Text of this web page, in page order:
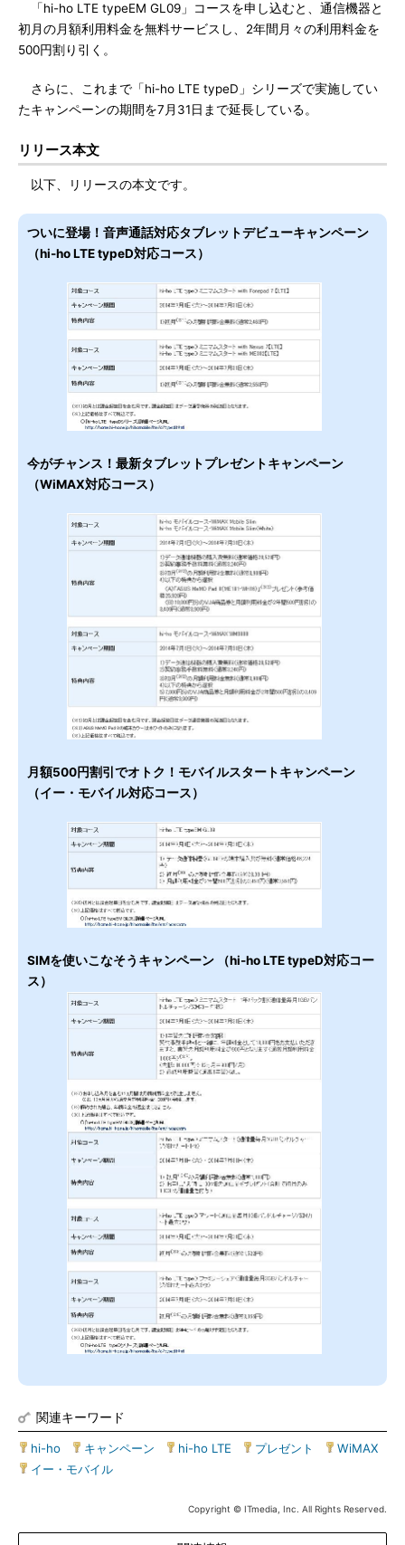
「hi-ho LTE typeEM GL09」コースを申し込むと、通信機器と
初月の月額利用料金を無料サービスし、2年間月々の利用料金を
500円割り引く。
さらに、これまで「hi-ho LTE typeD」シリーズで実施してい
たキャンペーンの期間を7月31日まで延長している。
リリース本文
以下、リリースの本文です。
ついに登場！音声通話対応タブレットデビューキャンペーン
（hi-ho LTE typeD対応コース）
今がチャンス！最新タブレットプレゼントキャンペーン
（WiMAX対応コース）
月額500円割引でオトク！モバイルスタートキャンペーン
（イー・モバイル対応コース）
SIMを使いこなそうキャンペーン （hi-ho LTE typeD対応コー
ス）
関連キーワード
hi-ho キャンペーン hi-ho LTE プレゼント WiMAX
イー・モバイル
Copyright © ITmedia, Inc. All Rights Reserved.